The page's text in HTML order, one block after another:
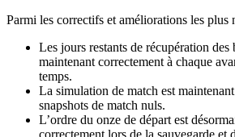
Parmi les correctifs et améliorations les plus
Les jours restants de récupération des
maintenant correctement à chaque
temps.
La simulation de match est
snapshots de match nuls.
L’ordre du onze de départ est
correctement lors de la sauvegarde et